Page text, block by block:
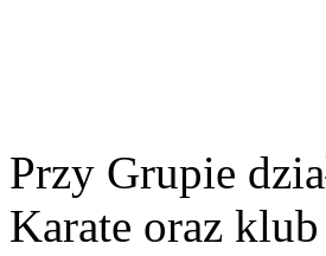
Przy Grupie
Karate oraz